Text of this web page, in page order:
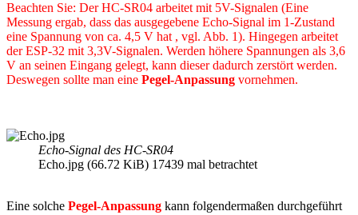
Beachten Sie: Der HC-SR04 arbeitet mit 5V-Signalen (Eine
Messung ergab, dass das ausgegebene Echo-Signal im 1-Zustand
eine Spannung von ca. 4,5 V hat , vgl. Abb. 1). Hingegen arbeitet
der ESP-32 mit 3,3V-Signalen. Werden höhere Spannungen als 3,6
V an seinen Eingang gelegt, kann dieser dadurch zerstört werden.
Deswegen sollte man eine Pegel-Anpassung vornehmen.
Echo-Signal des HC-SR04
Echo.jpg (66.72 KiB) 17439 mal betrachtet
Eine solche Pegel-Anpassung kann folgendermaßen durchgeführt